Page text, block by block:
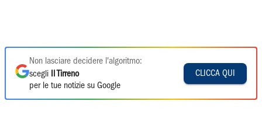
Non lasciare decidere l'algoritmo:
scegli
Il Tirreno
per le tue notizie su Google
CLICCA QUI